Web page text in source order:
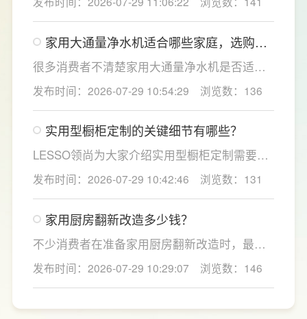
LESSO领尚为大家讲解适合母婴家庭的必备功
能配置。母婴冲奶、辅食、直饮对水温要求不
同，机型需搭载多档精准控温功能，45℃低温
冲奶、85℃泡辅食、100℃沸水冲泡茶饮一键
切换，不用反复烧水兑冷水，呵护宝宝娇嫩肠
胃。
家用大通量净水机适合哪些家庭，选购时
如何匹配用水场景吗？
很多消费者不清楚家用大通量净水机是否适配
自家户型，LESSO领尚建议，选购前一定要结
合家庭用水场景判断。家用大通量净水机更适
合常住人口多、用水需求大的家庭，比如三口
及以上之家，或是经常泡茶、冲奶、清洗果
蔬，需要持续大量净水的用户。小户型、单人
居住、日常用水量少的家庭，无需盲目追求超
大通量，避免功能过剩造成浪费。
发布时间：2026-07-29 10:54:29 浏览数：136
实用型橱柜定制的关键细节有哪些？
LESSO领尚为大家介绍实用型橱柜定制需要关
注的几个关键细节：实用型橱柜定制应结合厨
房面积和家庭烹饪习惯进行规划，合理划分
洗、切、炒动线，提升下厨效率；同时充分利
用吊柜、地柜、高柜等收纳空间，并配置抽屉
分区、拉篮、转角收纳等功能设计，提高空间
利用率。
发布时间：2026-07-29 10:42:46 浏览数：131
家用厨房翻新改造多少钱？
不少消费者在准备家用厨房翻新改造时，最关
心的问题莫过于“家用厨房翻新改造多少钱”，接
下来LESSO领尚为大家解答一下。事实上，厨
房改造费用并没有统一标准，通常会受到改造
范围、空间面积、材料品质、功能配置以及是
发布时间：2026-07-29 10:29:07 浏览数：146